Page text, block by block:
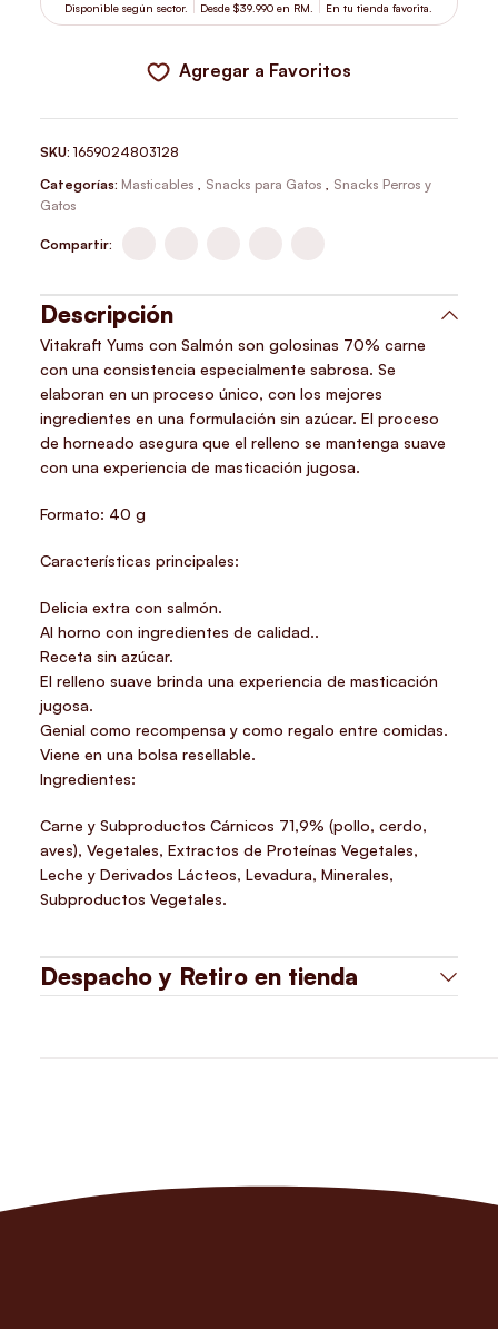
Disponible según sector. Desde $39.990 en RM. En tu tienda favorita.
Agregar a Favoritos
SKU:1659024803128
Categorías: Masticables , Snacks para Gatos , Snacks Perros y
Gatos
Compartir:
Descripción
Vitakraft Yums con Salmón son golosinas 70% carne
con una consistencia especialmente sabrosa. Se
elaboran en un proceso único, con los mejores
ingredientes en una formulación sin azúcar. El proceso
de horneado asegura que el relleno se mantenga suave
con una experiencia de masticación jugosa.
Formato: 40 g
Características principales:
Delicia extra con salmón.
Al horno con ingredientes de calidad..
Receta sin azúcar.
El relleno suave brinda una experiencia de masticación
jugosa.
Genial como recompensa y como regalo entre comidas.
Viene en una bolsa resellable.
Ingredientes:
Carne y Subproductos Cárnicos 71,9% (pollo, cerdo,
aves), Vegetales, Extractos de Proteínas Vegetales,
Leche y Derivados Lácteos, Levadura, Minerales,
Subproductos Vegetales.
Despacho y Retiro en tienda